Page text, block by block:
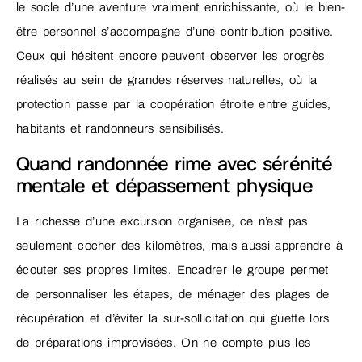
le socle d’une aventure vraiment enrichissante, où le bien-
être personnel s’accompagne d’une contribution positive.
Ceux qui hésitent encore peuvent observer les progrès
réalisés au sein de grandes réserves naturelles, où la
protection passe par la coopération étroite entre guides,
habitants et randonneurs sensibilisés.
Quand randonnée rime avec sérénité
mentale et dépassement physique
La richesse d’une excursion organisée, ce n’est pas
seulement cocher des kilomètres, mais aussi apprendre à
écouter ses propres limites. Encadrer le groupe permet
de personnaliser les étapes, de ménager des plages de
récupération et d’éviter la sur-sollicitation qui guette lors
de préparations improvisées. On ne compte plus les